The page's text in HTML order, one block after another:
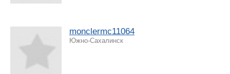
monclermc11064
Южно-Сахалинск